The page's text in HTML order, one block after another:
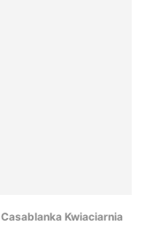
Casablanka Kwiaciarnia